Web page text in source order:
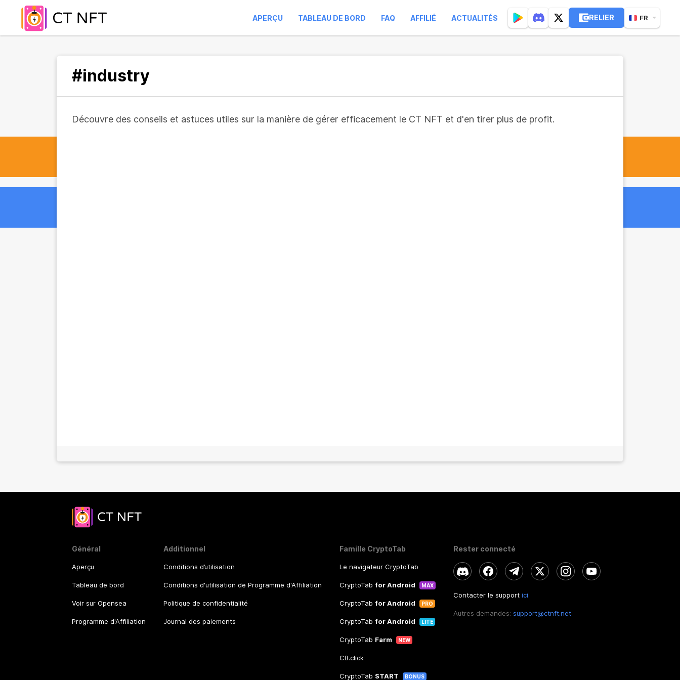
APERÇU TABLEAU DE BORD FAQ AFFILIÉ ACTUALITÉS RELIER FR
#industry
Découvre des conseils et astuces utiles sur la manière de gérer efficacement le CT NFT et d'en tirer plus de profit.
Général
Aperçu
Tableau de bord
Voir sur Opensea
Programme d'Affiliation
Additionnel
Conditions d’utilisation
Conditions d'utilisation de Programme d'Affiliation
Politique de confidentialité
Journal des paiements
Famille CryptoTab
Le navigateur CryptoTab
CryptoTab for Android MAX
CryptoTab for Android PRO
CryptoTab for Android LITE
CryptoTab Farm NEW
CB.click
CryptoTab START BONUS
Rester connecté
Contacter le support ici
Autres demandes: support@ctnft.net